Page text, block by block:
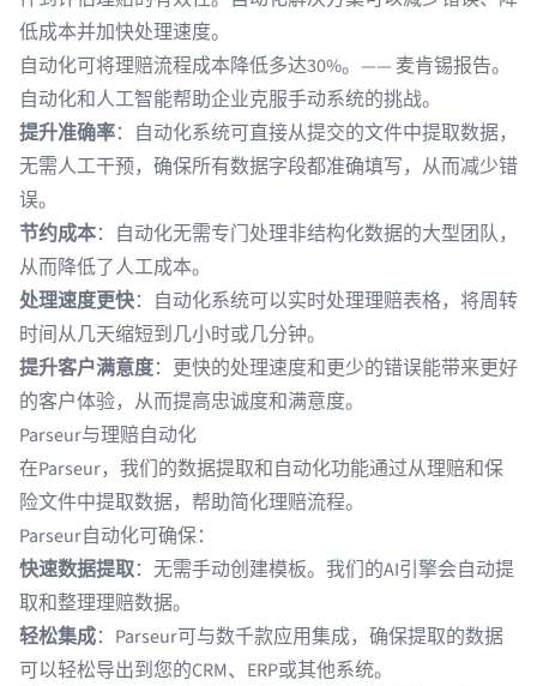
低成本并加快处理速度。
自动化可将理赔流程成本降低多达30%。——麦肯锡报告。
自动化和人工智能帮助企业克服手动系统的挑战。
提升准确率：自动化系统可直接从提交的文件中提取数据，
无需人工干预，确保所有数据字段都准确填写，从而减少错
误。
节约成本：自动化无需专门处理非结构化数据的大型团队，
从而降低了人工成本。
处理速度更快：自动化系统可以实时处理理赔表格，将周转
时间从几天缩短到几小时或几分钟。
提升客户满意度：更快的处理速度和更少的错误能带来更好
的客户体验，从而提高忠诚度和满意度。
Parseur与理赔自动化
在Parseur，我们的数据提取和自动化功能通过从理赔和保
险文件中提取数据，帮助简化理赔流程。
Parseur自动化可确保：
快速数据提取：无需手动创建模板。我们的AI引擎会自动提
取和整理理赔数据。
轻松集成：Parseur可与数千款应用集成，确保提取的数据
可以轻松导出到您的CRM、ERP或其他系统。